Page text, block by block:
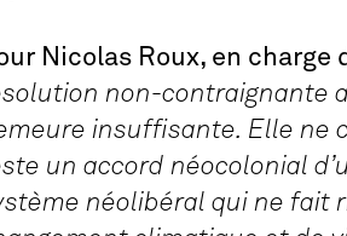
Nicolas Roux, en
non-contraignante
insuffisante. Elle ne
un accord néocolonial
néolibéral qui ne fait